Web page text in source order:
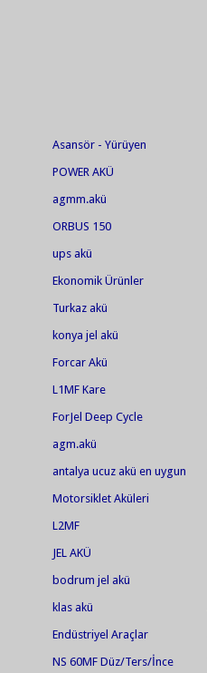
Asansör - Yürüyen
Merdiven Aküleri
POWER AKÜ
agmm.akü
ORBUS 150
ups akü
Ekonomik Ürünler
Turkaz akü
konya jel akü
Forcar Akü
L1MF Kare
ForJel Deep Cycle
agm.akü
antalya ucuz akü en uygun
akü jel akü en ucuz jel akü
Motorsiklet Aküleri
L2MF
JEL AKÜ
bodrum jel akü
klas akü
Endüstriyel Araçlar
NS 60MF Düz/Ters/İnce